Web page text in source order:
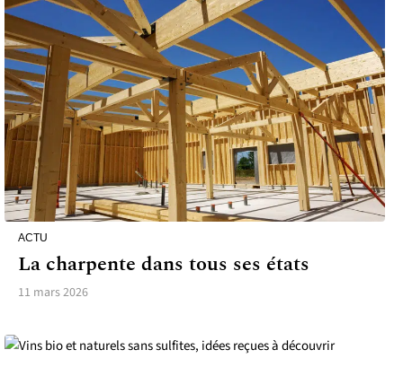
ACTU
La charpente dans tous ses états
11 mars 2026